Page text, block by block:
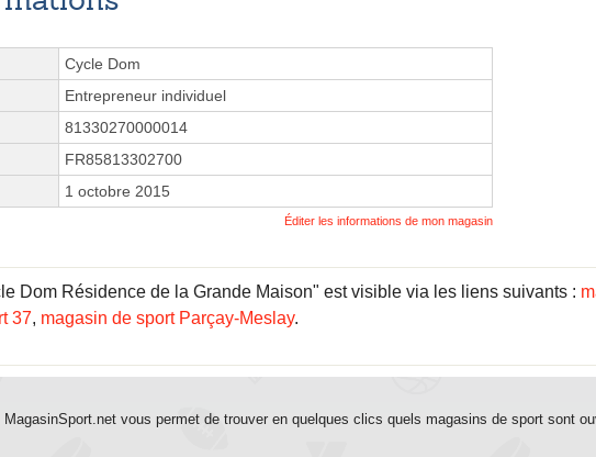
Cycle Dom
Entrepreneur individuel
81330270000014
FR85813302700
1 octobre 2015
Éditer les informations de mon magasin
Dom Résidence de la Grande Maison" est visible via les liens suivants :
37, magasin de sport Parçay-Meslay.
MagasinSport.net vous permet de trouver en quelques clics quels magasins de sport sont